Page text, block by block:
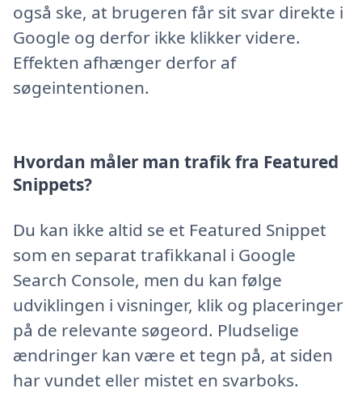
også ske, at brugeren får sit svar direkte i
Google og derfor ikke klikker videre.
Effekten afhænger derfor af
søgeintentionen.
Hvordan måler man trafik fra Featured
Snippets?
Du kan ikke altid se et Featured Snippet
som en separat trafikkanal i Google
Search Console, men du kan følge
udviklingen i visninger, klik og placeringer
på de relevante søgeord. Pludselige
ændringer kan være et tegn på, at siden
har vundet eller mistet en svarboks.